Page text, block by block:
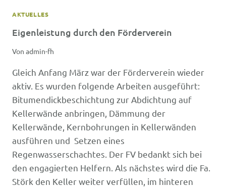
AKTUELLES
Eigenleistung durch den Förderverein
Von admin-fh
Gleich Anfang März war der Förderverein wieder
aktiv. Es wurden folgende Arbeiten ausgeführt:
Bitumendickbeschichtung zur Abdichtung auf
Kellerwände anbringen, Dämmung der
Kellerwände, Kernbohrungen in Kellerwänden
ausführen und Setzen eines
Regenwasserschachtes. Der FV bedankt sich bei
den engagierten Helfern. Als nächstes wird die Fa.
Störk den Keller weiter verfüllen, im hinteren